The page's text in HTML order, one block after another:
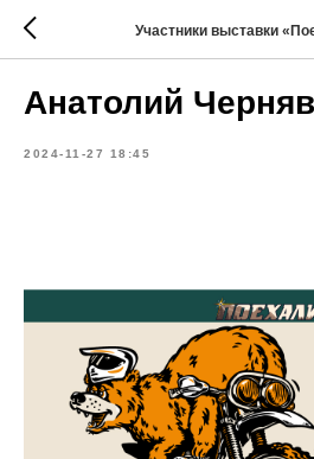
Участники выставки
Анатолий
2024-11-27 18:45